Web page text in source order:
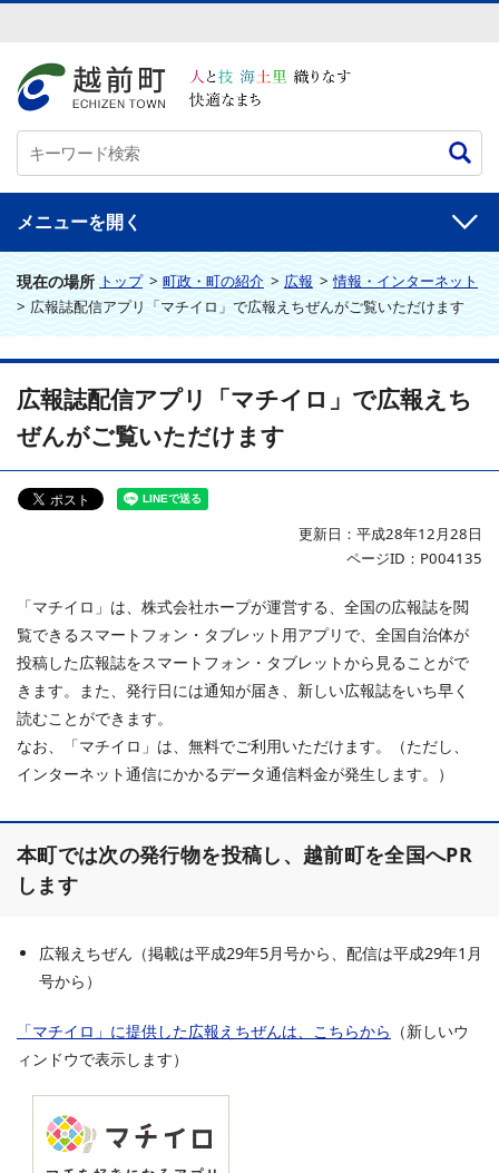
メニュー
現在の場所 トップ>町政・町の紹介>広報>情報・インターネット
>広報誌配信アプリ「マチイロ」で広報えちぜんがご覧いただけます
広報誌配信アプリ「マチイロ」で広報えち
ぜんがご覧いただけます
更新日：平成28年12月28日
ページID：P004135
「マチイロ」は、株式会社ホープが運営する、全国の広報誌を閲
覧できるスマートフォン・タブレット用アプリで、全国自治体が
投稿した広報誌をスマートフォン・タブレットから見ることがで
きます。また、発行日には通知が届き、新しい広報誌をいち早く
読むことができます。
なお、「マチイロ」は、無料でご利用いただけます。（ただし、
インターネット通信にかかるデータ通信料金が発生します。）
本町では次の発行物を投稿し、越前町を全国へPR
します
広報えちぜん（掲載は平成29年5月号から、配信は平成29年1月
号から）
「マチイロ」に提供した広報えちぜんは、こちらから （新しいウ
ィンドウで表示します）